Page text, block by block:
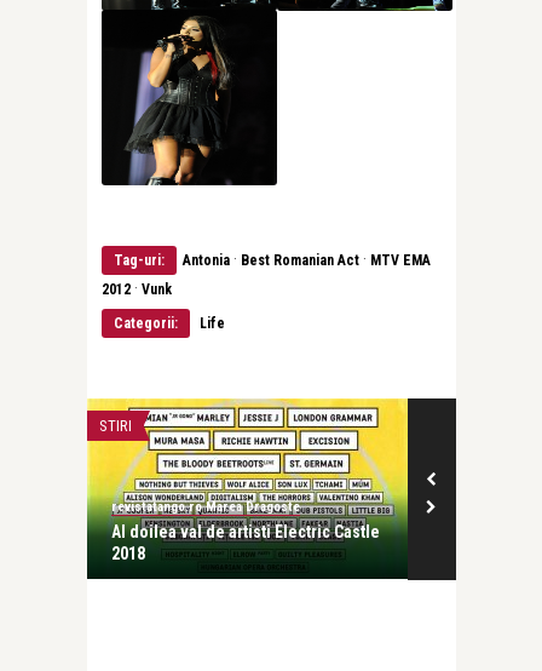
Tag-uri: Antonia · Best Romanian Act · MTV EMA
2012 · Vunk
Categorii:
Life
STIRI
revistatango.ro Marea Dragoste
Al doilea val de artisti Electric Castle
2018